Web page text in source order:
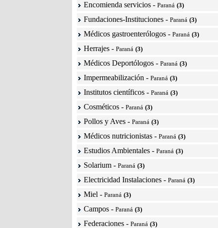
Encomienda servicios - Paraná (3)
Fundaciones-Instituciones - Paraná (3)
Médicos gastroenterólogos - Paraná (3)
Herrajes - Paraná (3)
Médicos Deportólogos - Paraná (3)
Impermeabilización - Paraná (3)
Institutos científicos - Paraná (3)
Cosméticos - Paraná (3)
Pollos y Aves - Paraná (3)
Médicos nutricionistas - Paraná (3)
Estudios Ambientales - Paraná (3)
Solarium - Paraná (3)
Electricidad Instalaciones - Paraná (3)
Miel - Paraná (3)
Campos - Paraná (3)
Federaciones - Paraná (3)